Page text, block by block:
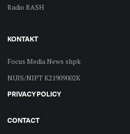
Radio RASH
KONTAKT
Focus Media News shpk
NUIS/NIPT K21909002K
PRIVACY POLICY
CONTACT